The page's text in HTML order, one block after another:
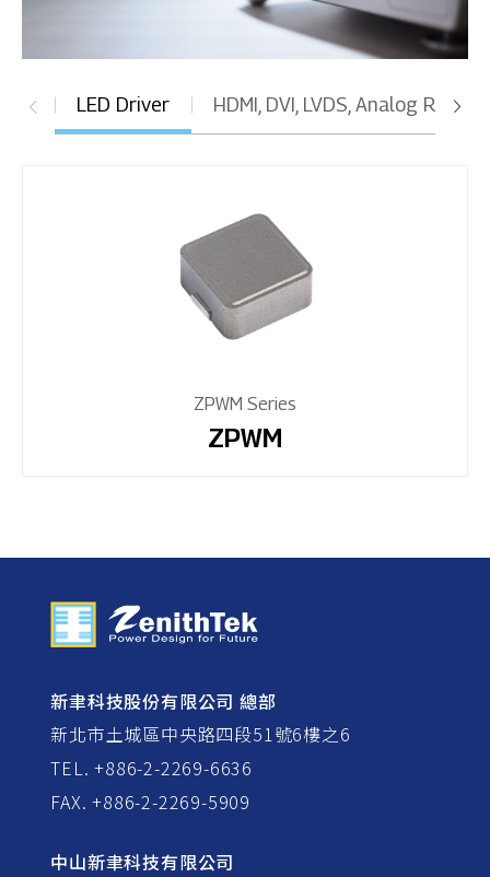
LED Driver HDMI, DVI, LVDS, Analog RGB,
ZPWM Series
ZPWM
新聿科技股份有限公司 總部
新北市土城區中央路四段51號6樓之6
TEL. +886-2-2269-6636
FAX. +886-2-2269-5909
中山新聿科技有限公司